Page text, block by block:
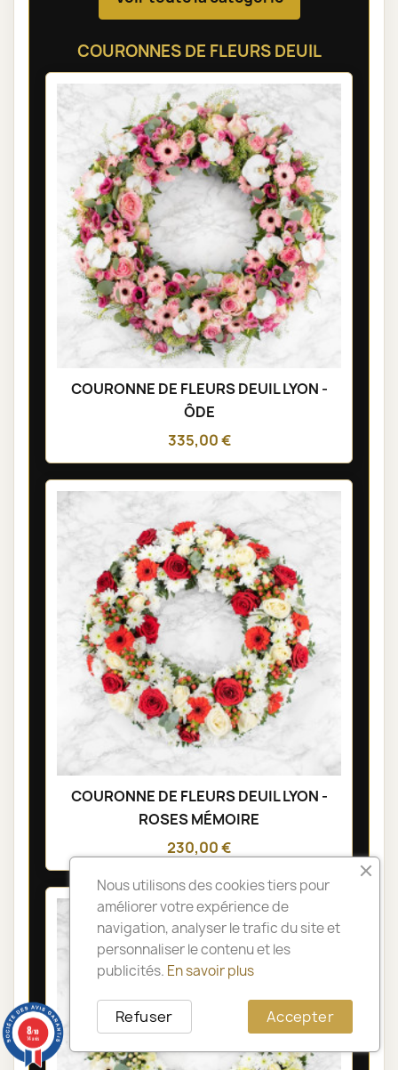
COURONNES DE FLEURS DEUIL
COURONNE DE FLEURS DEUIL LYON -
ÔDE
335,00 €
COURONNE DE FLEURS DEUIL LYON -
ROSES MÉMOIRE
230,00 €
Nous utilisons des cookies tiers pour
améliorer votre expérience de
navigation, analyser le trafic du site et
personnaliser le contenu et les
publicités. En savoir plus
Accepter
Refuser
8/10
14 avis